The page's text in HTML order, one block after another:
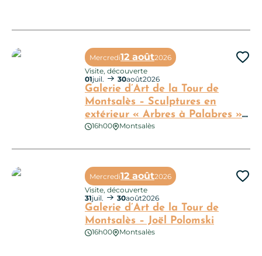
Galerie d’Art de la Tour de
Montsalès – Sculptures en
extérieur « Arbres à Palabres »
d’Arnaud Elisabeth
16h00 Montsalès
Mercredi12 août2026
Visite, découverte
01juil. 30août2026
Galerie d’Art de la Tour de Montsalès – Sculptures en
Galerie d’Art de la Tour de
Montsalès – Joël Polomski
16h00 Montsalès
Mercredi12 août2026
Visite, découverte
31juil. 30août2026